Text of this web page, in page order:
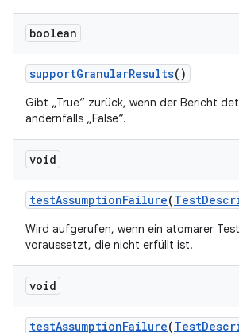
boolean
supportGranularResults()
Gibt „True“ zurück, wenn der Bericht
andernfalls „False“.
void
testAssumptionFailure(Test
Wird aufgerufen, wenn ein atomarer
voraussetzt, die nicht erfüllt ist.
void
testAssumptionFailure(Test